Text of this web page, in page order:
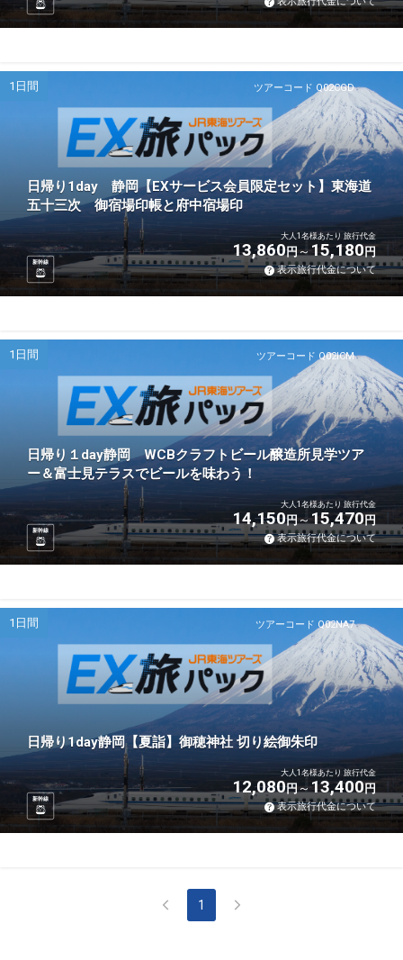
ツアーコード Q02CGD
1日間
日帰り1day 静岡【EXサービス会員限定セット】東海道
五十三次 御宿場印帳と府中宿場印
新幹線
大人1名様あたり 旅行代金
13,860円 15,180円
表示旅行代金について
ツアーコード Q02ICM
1日間
日帰り１day静岡 WCBクラフトビール醸造所見学ツア
ー＆富士見テラスでビールを味わう！
新幹線
大人1名様あたり 旅行代金
14,150円 15,470円
表示旅行代金について
ツアーコード Q02NA7
1日間
日帰り1day静岡【夏詣】御穂神社 切り絵御朱印
新幹線
大人1名様あたり 旅行代金
12,080円 13,400円
表示旅行代金について
1